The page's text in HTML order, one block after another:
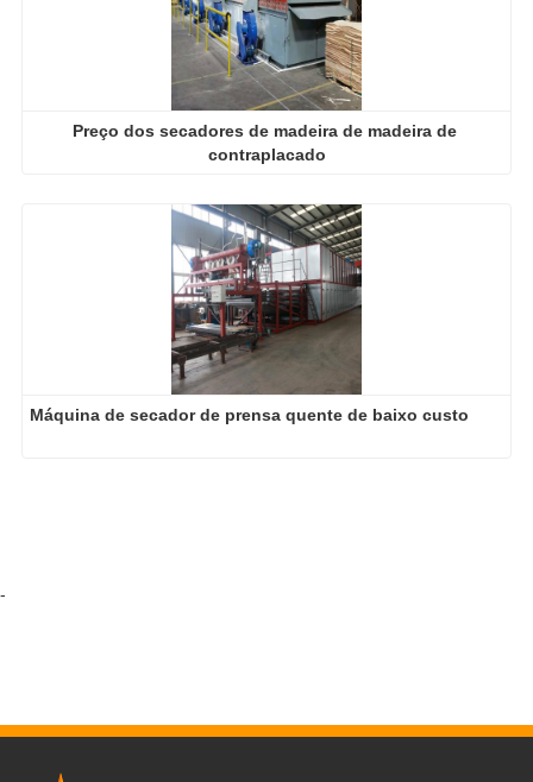
Preço dos secadores de madeira de madeira de
contraplacado
Máquina de secador de prensa quente de baixo custo
-